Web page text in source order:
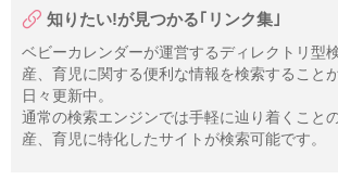
知りたい!が見つかる｢リンク集｣
ベビーカレンダーが運営するディレクトリ型
産、育児に関する便利な情報を検索すること
日々更新中。
通常の検索エンジンでは手軽に辿り着くこと
産、育児に特化したサイトが検索可能です。